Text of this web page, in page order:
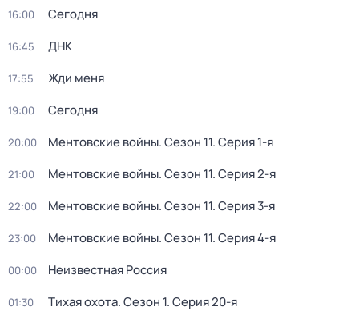
16:00 Сегодня
16:45 ДНК
17:55 Жди меня
19:00 Сегодня
20:00 Ментовские войны. Сезон 11. Серия 1-я
21:00 Ментовские войны. Сезон 11. Серия 2-я
22:00 Ментовские войны. Сезон 11. Серия 3-я
23:00 Ментовские войны. Сезон 11. Серия 4-я
00:00 Неизвестная Россия
01:30 Тихая охота. Сезон 1. Серия 20-я